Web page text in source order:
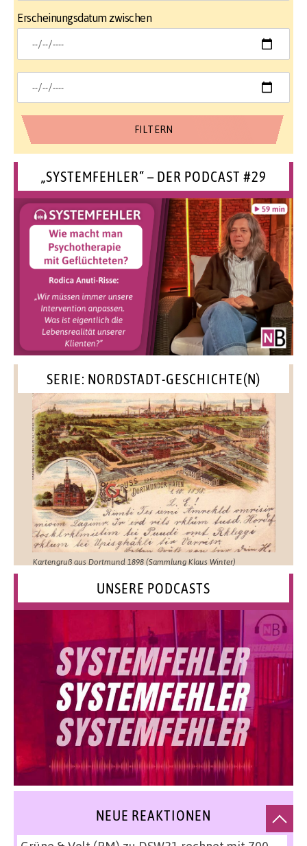
Erscheinungsdatum zwischen
„SYSTEMFEHLER“ – DER PODCAST #29
SERIE: NORDSTADT-GESCHICHTE(N)
Kartengruß aus Dortmund 1898 (Sammlung Klaus Winter)
UNSERE PODCASTS
NEUE REAKTIONEN